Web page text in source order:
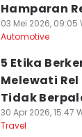
Hamparan
03 Mei 2026, 09:05
Automotive
5 Etika
Melewati
Tidak
30 Apr 2026, 15:47
Travel